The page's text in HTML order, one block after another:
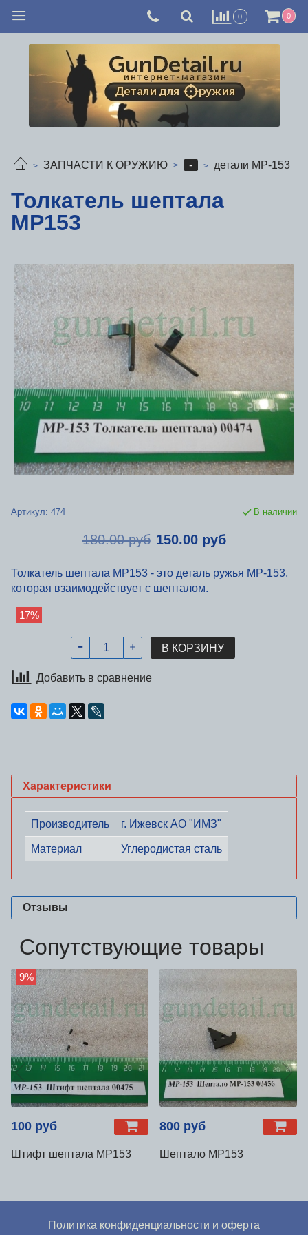
0 0
ЗАПЧАСТИ К ОРУЖИЮ - детали МР-153
Толкатель шептала
МР153
Артикул: 474 В наличии
180.00 руб 150.00 руб
Толкатель шептала МР153 - это деталь ружья МР-153,
которая взаимодействует с шепталом.
17%
В КОРЗИНУ
Добавить в сравнение
Характеристики
Производитель г. Ижевск АО "ИМЗ"
Материал Углеродистая сталь
Отзывы
Сопутствующие товары
9%
100 руб
Штифт шептала МР153
800 руб
Шептало МР153
Политика конфиденциальности и оферта